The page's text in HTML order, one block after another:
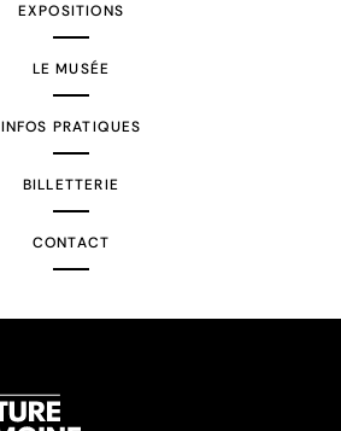
EXPOSITIONS
LE MUSÉE
INFOS PRATIQUES
BILLETTERIE
CONTACT